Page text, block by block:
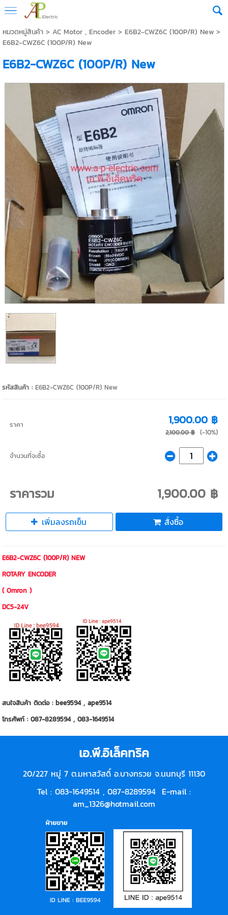
หมวดหมู่สินค้า> AC Motor , Encoder> E6B2-CWZ6C (100P/R) New>
E6B2-CWZ6C (100P/R) New
E6B2-CWZ6C (100P/R) New
รหัสสินค้า :E6B2-CWZ6C (100P/R) New
ราคา 1,900.00 ฿
2,100.00 ฿ (-10%)
จำนวนที่จะซื้อ
ราคารวม 1,900.00 ฿
เพิ่มลงรถเข็น สั่งซื้อ
E6B2-CWZ6C (100P/R) NEW
ROTARY ENCODER
( Omron )
DC5-24V
สนใจสินค้า ติดต่อ : bee9594 , ape9514
โทรศัพท์ : 087-8289594 , 083-1649514
เอ.พี.อิเล็คทริค
20/227 หมู่ 7 ต.มหาสวัสดิ์ อ.บางกรวย จ.นนทบุรี 11130
Tel : 083-1649514 , 087-8289594 E-mail :
am_1326@hotmail.com